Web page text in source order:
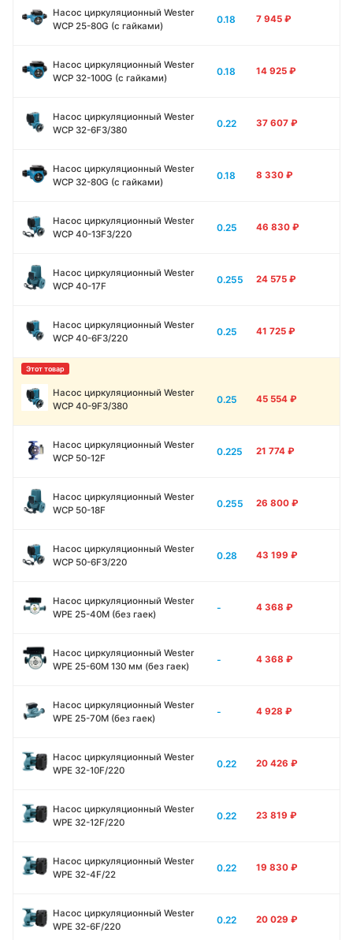
Насос циркуляционный Wester
WCP 25-80G (с гайками)
0.18 7 945 ₽
Насос циркуляционный Wester
WCP 32-100G (с гайками)
0.18 14 925 ₽
Насос циркуляционный Wester
WCP 32-6F3/380
0.22 37 607 ₽
Насос циркуляционный Wester
WCP 32-80G (с гайками)
0.18 8 330 ₽
Насос циркуляционный Wester
WCP 40-13F3/220
0.25 46 830 ₽
Насос циркуляционный Wester
WCP 40-17F
0.255 24 575 ₽
Насос циркуляционный Wester
WCP 40-6F3/220
0.25 41 725 ₽
Насос циркуляционный Wester
WCP 40-9F3/380
0.25 45 554 ₽
Насос циркуляционный Wester
WCP 50-12F
0.225 21 774 ₽
Насос циркуляционный Wester
WCP 50-18F
0.255 26 800 ₽
Насос циркуляционный Wester
WCP 50-6F3/220
0.28 43 199 ₽
Насос циркуляционный Wester
WPE 25-40M (без гаек)
- 4 368 ₽
Насос циркуляционный Wester
WPE 25-60M 130 мм (без гаек)
- 4 368 ₽
Насос циркуляционный Wester
WPE 25-70M (без гаек)
- 4 928 ₽
Насос циркуляционный Wester
WPE 32-10F/220
0.22 20 426 ₽
Насос циркуляционный Wester
WPE 32-12F/220
0.22 23 819 ₽
Насос циркуляционный Wester
WPE 32-4F/22
0.22 19 830 ₽
Насос циркуляционный Wester
WPE 32-6F/220
0.22 20 029 ₽